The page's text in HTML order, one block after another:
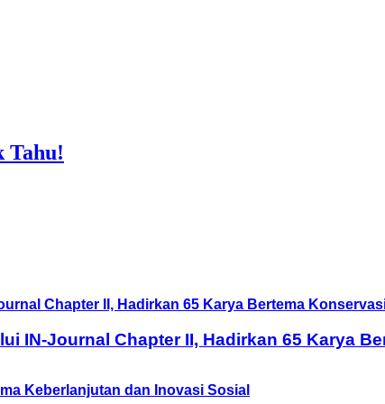
Tahu!
IN-Journal Chapter II, Hadirkan 65 Karya